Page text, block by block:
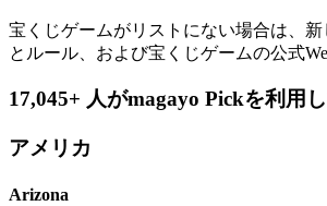
宝くじゲームがリストにない場合は、
とルール、および宝くじゲームの公式
17,045+ 人がmagayo Pickを利用
アメリカ
Arizona